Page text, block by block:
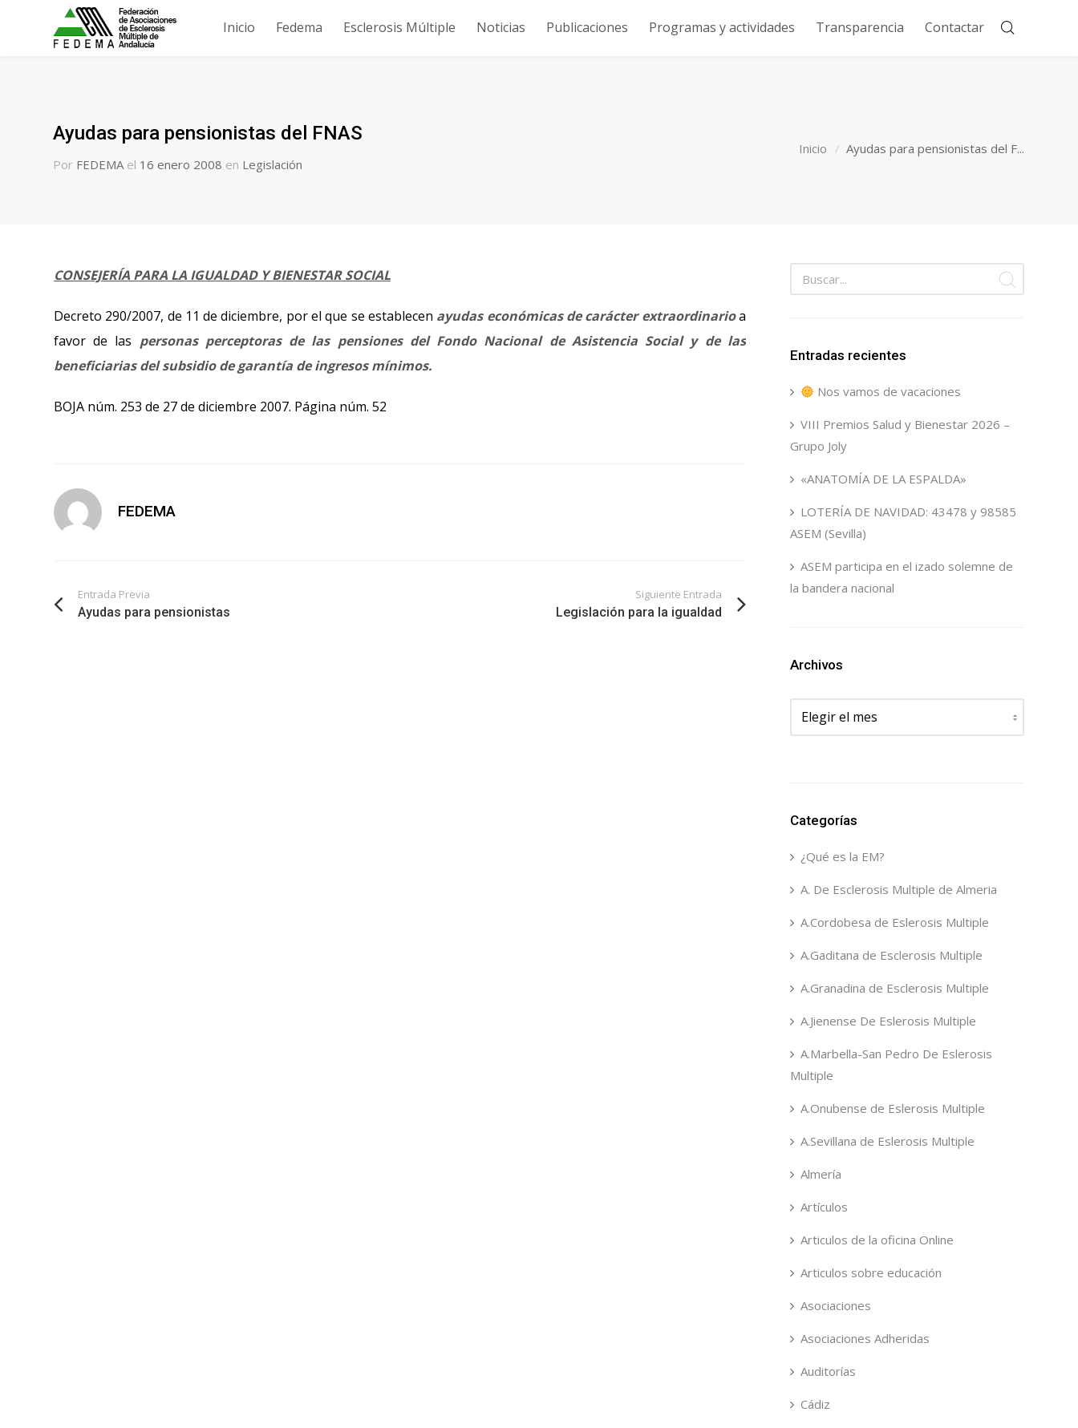
Inicio Fedema Esclerosis Múltiple Noticias Publicaciones Programas y actividades Transparencia Contactar
Ayudas para pensionistas del FNAS
Por FEDEMA el 16 enero 2008 en Legislación
Inicio Ayudas para pensionistas del F...
CONSEJERÍA PARA LA IGUALDAD Y BIENESTAR SOCIAL
Decreto 290/2007, de 11 de diciembre, por el que se establecen ayudas económicas de carácter extraordinarioa
favor de las personas perceptoras de las pensiones del Fondo Nacional de Asistencia Social y de las
beneficiarias del subsidio de garantía de ingresos mínimos.
BOJA núm. 253 de 27 de diciembre 2007. Página núm. 52
FEDEMA
Entrada Previa
Ayudas para pensionistas
Siguiente Entrada
Legislación para la igualdad
Entradas recientes
Nos vamos de vacaciones
VIII Premios Salud y Bienestar 2026 –
Grupo Joly
«ANATOMÍA DE LA ESPALDA»
LOTERÍA DE NAVIDAD: 43478 y 98585
ASEM (Sevilla)
ASEM participa en el izado solemne de
la bandera nacional
Archivos
Archivos
Categorías
¿Qué es la EM?
A. De Esclerosis Multiple de Almeria
A.Cordobesa de Eslerosis Multiple
A.Gaditana de Esclerosis Multiple
A.Granadina de Esclerosis Multiple
A.Jienense De Eslerosis Multiple
A.Marbella-San Pedro De Eslerosis
Multiple
A.Onubense de Eslerosis Multiple
A.Sevillana de Eslerosis Multiple
Almería
Artículos
Articulos de la oficina Online
Articulos sobre educación
Asociaciones
Asociaciones Adheridas
Auditorías
Cádiz